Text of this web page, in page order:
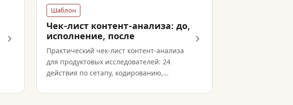
Шаблон
Чек-лист контент-анализа: до,
исполнение, после
Практический чек-лист контент-анализа
для продуктовых исследователей: 24
действия по сетапу, кодированию,
финальному брифу.